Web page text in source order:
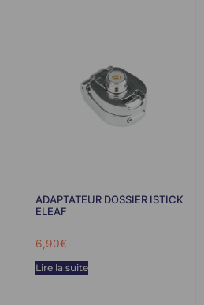
ADAPTATEUR DOSSIER ISTICK
ELEAF
6,90€
Lire la suite